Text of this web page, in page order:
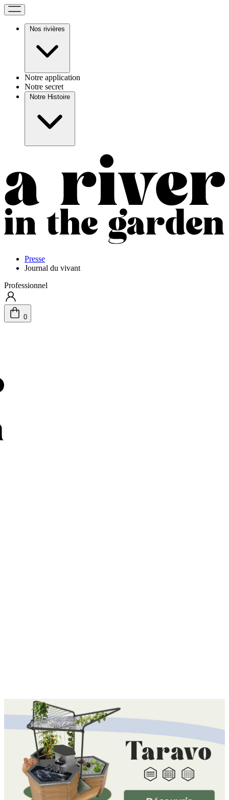
Nos rivières
Notre application
Notre secret
Notre Histoire
Presse
Journal du vivant
Professionnel
0